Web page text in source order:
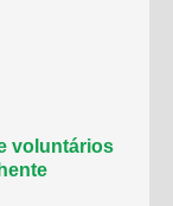
voluntários